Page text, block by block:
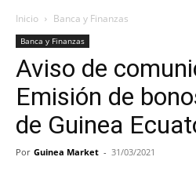
Inicio Banca y Finanzas
Banca y Finanzas
Aviso de
Emisión de
de Guinea
Por Guinea Market - 31/03/2021